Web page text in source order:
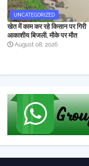
UNCATEGORIZED
खेत में काम कर रहे किसान पर गिरी
आकाशीय बिजली, मौके पर मौत
August 08, 2026